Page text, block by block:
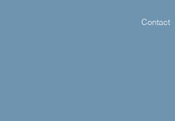
Contact